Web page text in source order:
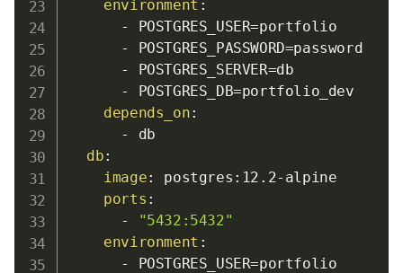
environment :
-
POSTGRES_USER=portfolio
-
POSTGRES_PASSWORD=password
-
POSTGRES_SERVER=db
-
POSTGRES_DB=portfolio_dev
depends_on:
-
db
db:
image: postgres : 12.2- alpine
ports :
-
"5432:5432"
environment :
-
POSTGRES_USER=portfolio